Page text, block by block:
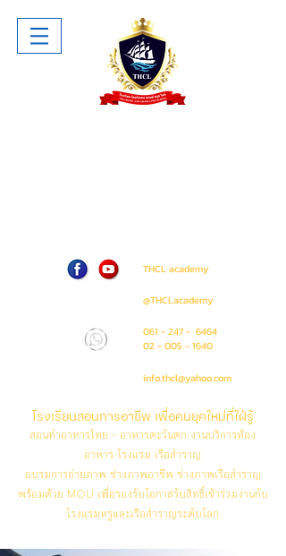
THCL academy
@THCLacademy
061 - 247 - 6464
02 - 005 - 1640
info.thcl@yahoo.com
โรงเรียนสอนการอาชีพ เพื่อคนยุคใหม่ที่ใฝ่รู้
สอนทำอาหารไทย - อาหารตะวันตก งานบริการห้อง
อาหาร โรงแรม เรือสำราญ
อบรมการถ่ายภาพ ช่างภาพอาชีพ ช่างภาพเรือสำราญ
พร้อมด้วย MOU เพื่อรองรับโอกาสรับสิทธิ์เข้าร่วมงานกับ
โรงแรมหรูและเรือสำราญระดับโลก